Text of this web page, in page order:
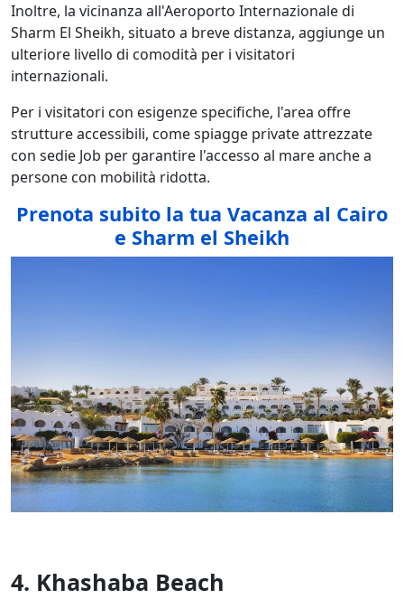
Inoltre, la vicinanza all'Aeroporto Internazionale di
Sharm El Sheikh, situato a breve distanza, aggiunge un
ulteriore livello di comodità per i visitatori
internazionali.
Per i visitatori con esigenze specifiche, l'area offre
strutture accessibili, come spiagge private attrezzate
con sedie Job per garantire l'accesso al mare anche a
persone con mobilità ridotta.
Prenota subito la tua Vacanza al Cairo
e Sharm el Sheikh
4. Khashaba Beach